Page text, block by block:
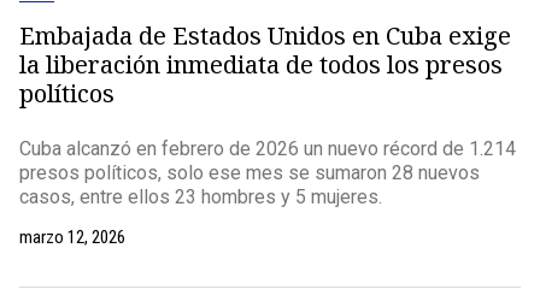
Embajada de Estados Unidos en Cuba exige
la liberación inmediata de todos los presos
políticos
Cuba alcanzó en febrero de 2026 un nuevo récord de 1.214
presos políticos, solo ese mes se sumaron 28 nuevos
casos, entre ellos 23 hombres y 5 mujeres.
marzo 12, 2026